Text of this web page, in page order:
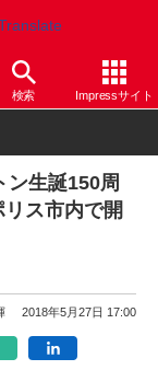
検索 Impressサイト
ン生誕150周
ス市内で開
2018年5月27日 17:00